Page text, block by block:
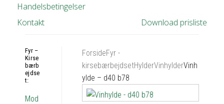
Handelsbetingelser
Download prisliste
Kontakt
ForsideFyr -
kirsebærbejdsetHylderVinhylderVinh
ylde – d40 b78
Fyr –
Kirse
bærb
ejdse
t:
Mod